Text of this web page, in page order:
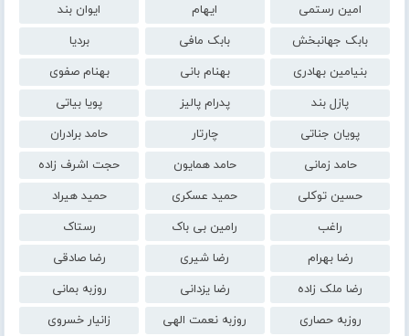
امین رستمی
ایهام
ایوان بند
بابک جهانبخش
بابک مافی
بردیا
بنیامین بهادری
بهنام بانی
بهنام صفوی
پازل بند
پدرام پالیز
پویا بیاتی
پویان جناتی
چارتار
حامد برادران
حامد زمانی
حامد همایون
حجت اشرف زاده
حسین توکلی
حمید عسکری
حمید هیراد
راغب
رامین بی باک
رستاک
رضا بهرام
رضا شیری
رضا صادقی
رضا ملک زاده
رضا یزدانی
روزبه بمانی
روزبه حصاری
روزبه نعمت الهی
زانیار خسروی